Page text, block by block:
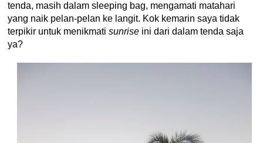
tenda, masih dalam sleeping bag, mengamati matahari
yang naik pelan-pelan ke langit. Kok kemarin saya tidak
terpikir untuk menikmatisunrise ini dari dalam tenda saja
ya?